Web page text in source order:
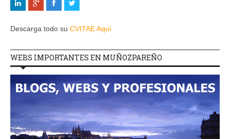
Descarga todo su CVITAE Aquí
WEBS IMPORTANTES EN MUÑOZPAREÑO